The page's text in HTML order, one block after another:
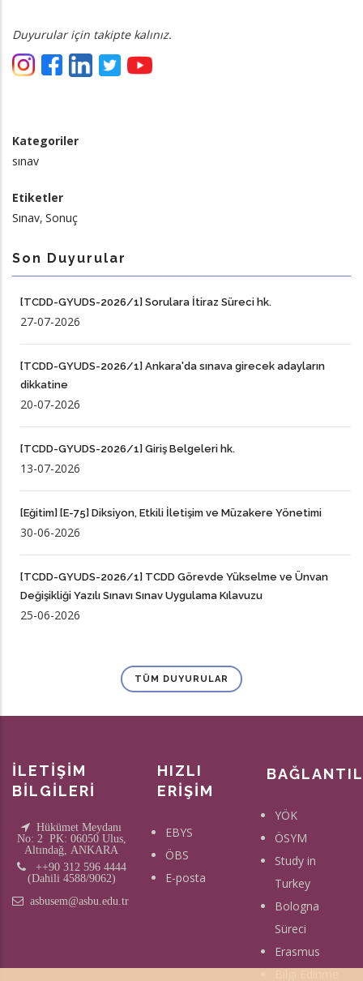
Duyurular için takipte kalınız.
Kategoriler
sınav
Etiketler
Sınav Sonuç
Son Duyurular
[TCDD-GYUDS-2026/1] Sorulara İtiraz Süreci hk.
27-07-2026
[TCDD-GYUDS-2026/1] Ankara'da sınava girecek adayların
dikkatine
20-07-2026
[TCDD-GYUDS-2026/1] Giriş Belgeleri hk.
13-07-2026
[Eğitim] [E-75] Diksiyon, Etkili İletişim ve Müzakere Yönetimi
30-06-2026
[TCDD-GYUDS-2026/1] TCDD Görevde Yükselme ve Ünvan
Değişikliği Yazılı Sınavı Sınav Uygulama Kılavuzu
25-06-2026
TÜM DUYURULAR
İLETİŞİM
BİLGİLERİ
Hükümet Meydanı
No: 2 PK: 06050 Ulus,
Altındağ, ANKARA
++90 312 596 4444
(Dahili 4588/9062)
asbusem@asbu.edu.tr
HIZLI
ERİŞİM
EBYS
ÖBS
E-posta
YÖK
ÖSYM
Study in
Turkey
Bologna
Süreci
Erasmus